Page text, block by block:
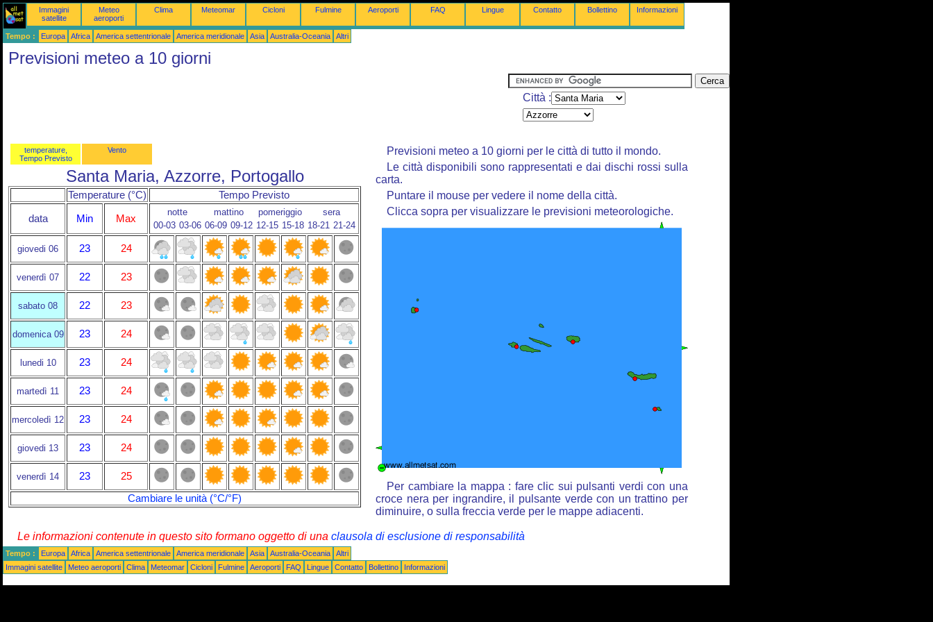
Immagini
satellite
Meteo
aeroporti
Clima Meteomar Cicloni Fulmine Aeroporti FAQ Lingue Contatto Bollettino Informazioni
Tempo : Europa Africa America settentrionale America meridionale Asia Australia-Oceania Altri
Previsioni meteo a 10 giorni
Città :
temperature,
Tempo Previsto
Vento
Santa Maria, Azzorre, Portogallo
Temperature (°C) Tempo Previsto
data Min Max
notte mattino pomeriggio
sera
00-03 03-06 06-09 09-12 12-15 15-18 18-21 21-24
giovedi 06 23 24
venerdì 07 22 23
sabato 08 22 23
domenica 09 23 24
lunedi 10 23 24
martedì 11 23 24
mercoledì 12 23 24
giovedi 13 23 24
venerdì 14 23
25
Cambiare le unità (°C/°F)
Previsioni meteo a 10 giorni per le città di tutto il mondo.
Le città disponibili sono rappresentati e dai dischi rossi sulla
carta.
Puntare il mouse per vedere il nome della città.
Clicca sopra per visualizzare le previsioni meteorologiche.
Per cambiare la mappa : fare clic sui pulsanti verdi con una
croce nera per ingrandire, il pulsante verde con un trattino per
diminuire, o sulla freccia verde per le mappe adiacenti.
Le informazioni contenute in questo sito formano oggetto di una clausola di esclusione di responsabilità
Tempo : Europa Africa America settentrionale America meridionale Asia Australia-Oceania
Altri
Immagini satellite
Meteo aeroporti Clima Meteomar Cicloni Fulmine Aeroporti FAQ Lingue Contatto Bollettino Informazioni